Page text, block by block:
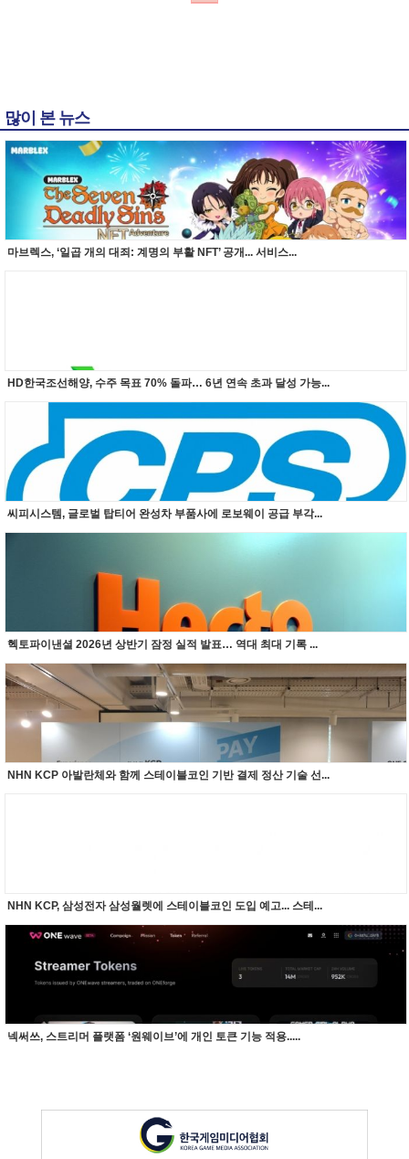
많이 본 뉴스
마브렉스, ‘일곱 개의 대죄: 계명의 부활 NFT’ 공개... 서비스...
HD한국조선해양, 수주 목표 70% 돌파… 6년 연속 초과 달성 가능...
씨피시스템, 글로벌 탑티어 완성차 부품사에 로보웨이 공급 부각...
헥토파이낸셜 2026년 상반기 잠정 실적 발표… 역대 최대 기록 ...
NHN KCP 아발란체와 함께 스테이블코인 기반 결제 정산 기술 선...
NHN KCP, 삼성전자 삼성월렛에 스테이블코인 도입 예고... 스테...
넥써쓰, 스트리머 플랫폼 ‘원웨이브’에 개인 토큰 기능 적용.....